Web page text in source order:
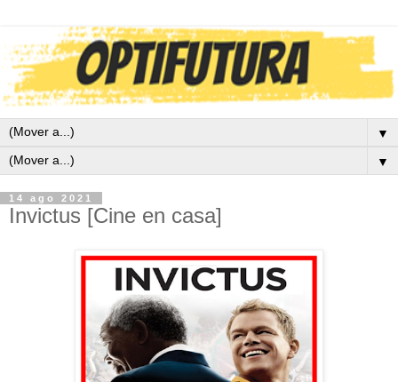
▼
▼
14 ago 2021
Invictus [Cine en casa]